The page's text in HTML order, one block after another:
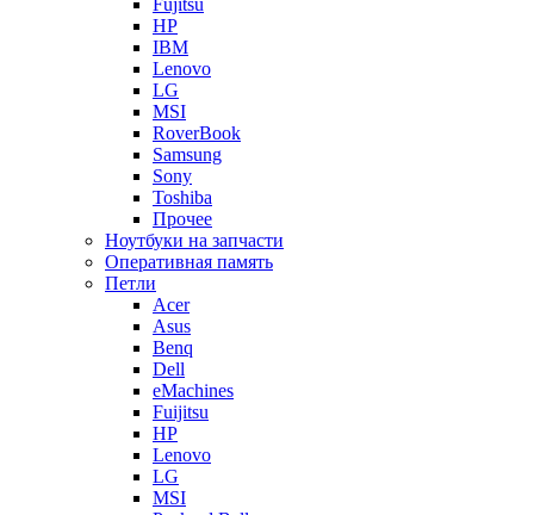
HP
IBM
Lenovo
LG
MSI
RoverBook
Samsung
Sony
Toshiba
Прочее
Ноутбуки на запчасти
Оперативная память
Петли
Acer
Asus
Benq
Dell
eMachines
Fuijitsu
HP
Lenovo
LG
MSI